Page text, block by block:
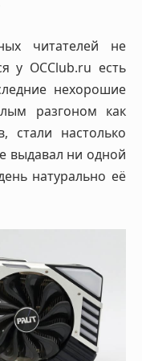
читателей не
у OCClub.ru есть
нехорошие
разгоном как
стали настолько
выдавал ни одной
натурально её